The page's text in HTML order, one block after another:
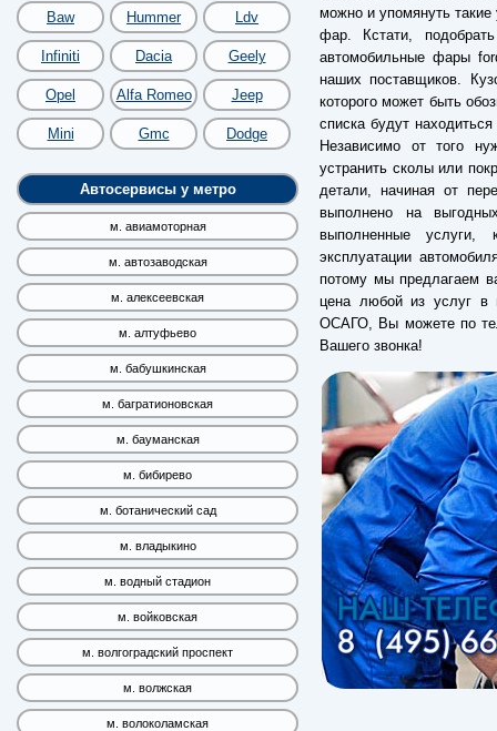
Baw Hummer Ldv
Infiniti Dacia Geely
Opel Alfa Romeo Jeep
Mini Gmc Dodge
Автосервисы у метро
м. авиамоторная
м. автозаводская
м. алексеевская
м. алтуфьево
м. бабушкинская
м. багратионовская
м. бауманская
м. бибирево
м. ботанический сад
м. владыкино
м. водный стадион
м. войковская
м. волгоградский проспект
м. волжская
м. волоколамская
можно и упомянуть такие
фар. Кстати,
автомобильные фары
наших поставщиков.
которого может быть
списка будут
Независимо от того
устранить сколы или
детали, начиная от
выполнено на
выполненные
эксплуатации
потому мы предлагаем
цена любой из услуг в
ОСАГО, Вы можете по
Вашего звонка!